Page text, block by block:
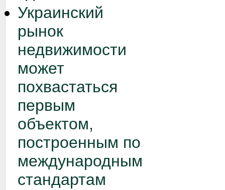
Украинский
рынок
недвижимости
может
похвастаться
первым
объектом,
построенным по
международным
стандартам